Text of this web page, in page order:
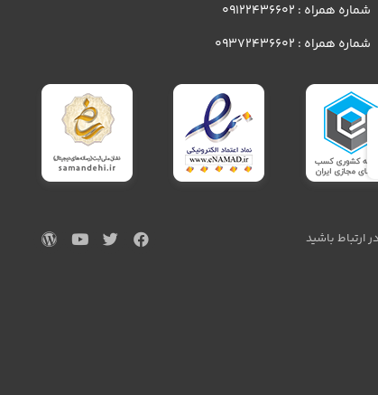
شماره همراه : 09122436602
شماره همراه : 09372436602
ارتباط باشید